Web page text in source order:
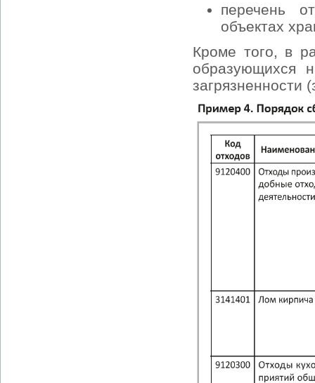
перечень
объектах
Кроме того, в
образующихся
загрязненности